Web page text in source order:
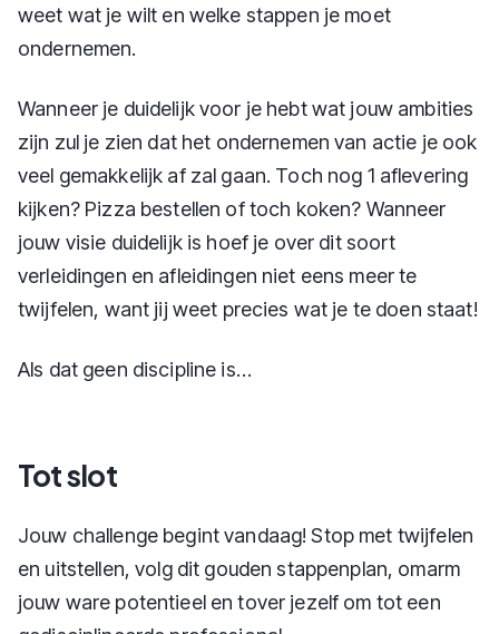
weet wat je wilt en welke stappen je moet
ondernemen.
Wanneer je duidelijk voor je hebt wat jouw ambities
zijn zul je zien dat het ondernemen van actie je ook
veel gemakkelijk af zal gaan. Toch nog 1 aflevering
kijken? Pizza bestellen of toch koken? Wanneer
jouw visie duidelijk is hoef je over dit soort
verleidingen en afleidingen niet eens meer te
twijfelen, want jij weet precies wat je te doen staat!
Als dat geen discipline is…
Tot slot
Jouw challenge begint vandaag! Stop met twijfelen
en uitstellen, volg dit gouden stappenplan, omarm
jouw ware potentieel en tover jezelf om tot een